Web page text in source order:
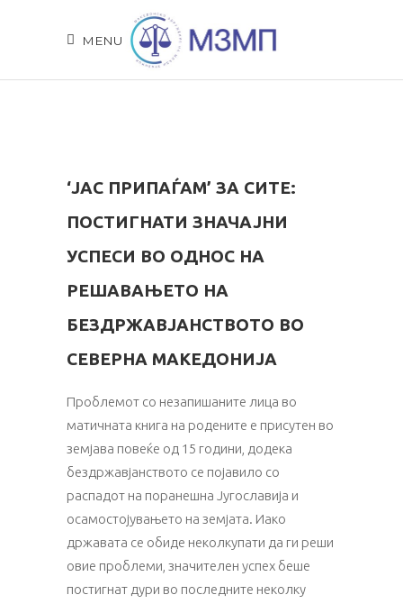
MENU
‘ЈАС ПРИПАЃАМ’ ЗА СИТЕ:
ПОСТИГНАТИ ЗНАЧАЈНИ
УСПЕСИ ВО ОДНОС НА
РЕШАВАЊЕТО НА
БЕЗДРЖАВЈАНСТВОТО ВО
СЕВЕРНА МАКЕДОНИЈА
Проблемот со незапишаните лица во
матичната книга на родените е присутен во
земјава повеќе од 15 години, додека
бездржавјанството се појавило со
распадот на поранешна Југославија и
осамостојувањето на земјата. Иако
државата се обиде неколкупати да ги реши
овие проблеми, значителен успех беше
постигнат дури во последните неколку